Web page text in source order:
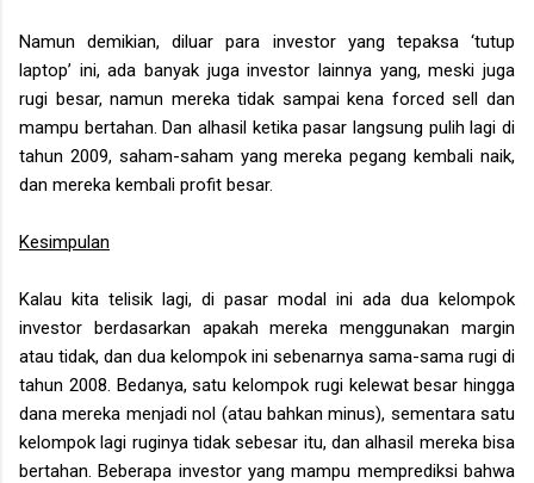
Namun demikian, diluar para investor yang tepaksa ‘tutup
laptop’ ini, ada banyak juga investor lainnya yang, meski juga
rugi besar, namun mereka tidak sampai kena forced sell dan
mampu bertahan. Dan alhasil ketika pasar langsung pulih lagi di
tahun 2009, saham-saham yang mereka pegang kembali naik,
dan mereka kembali profit besar.
Kesimpulan
Kalau kita telisik lagi, di pasar modal ini ada dua kelompok
investor berdasarkan apakah mereka menggunakan margin
atau tidak, dan dua kelompok ini sebenarnya sama-sama rugi di
tahun 2008. Bedanya, satu kelompok rugi kelewat besar hingga
dana mereka menjadi nol (atau bahkan minus), sementara satu
kelompok lagi ruginya tidak sebesar itu, dan alhasil mereka bisa
bertahan. Beberapa investor yang mampu memprediksi bahwa